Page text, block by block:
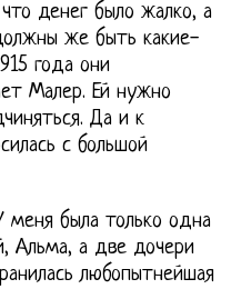
денег было жалко, а
же быть какие-
года они
Малер. Ей нужно
Да и к
с большой
меня была только одна
Альма, а две дочери
любопытнейшая